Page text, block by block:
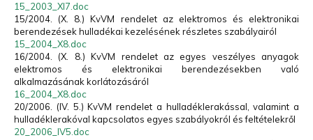
15_2003_XI7.doc
15/2004. (X. 8.) KvVM rendelet az elektromos és elektronikai
berendezések hulladékai kezelésének részletes szabályairól
15_2004_X8.doc
16/2004. (X. 8.) KvVM rendelet az egyes veszélyes anyagok
elektromos és elektronikai berendezésekben való
alkalmazásának korlátozásáról
16_2004_X8.doc
20/2006. (IV. 5.) KvVM rendelet a hulladéklerakással, valamint a
hulladéklerakóval kapcsolatos egyes szabályokról és feltételekről
20_2006_IV5.doc